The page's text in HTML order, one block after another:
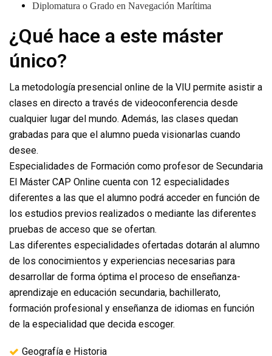
Diplomatura o Grado en Navegación Marítima
¿Qué hace a este máster
único?
La metodología presencial online de la VIU permite asistir a
clases en directo a través de videoconferencia desde
cualquier lugar del mundo. Además, las clases quedan
grabadas para que el alumno pueda visionarlas cuando
desee.
Especialidades de Formación como profesor de Secundaria
El Máster CAP Online cuenta con 12 especialidades
diferentes a las que el alumno podrá acceder en función de
los estudios previos realizados o mediante las diferentes
pruebas de acceso que se ofertan.
Las diferentes especialidades ofertadas dotarán al alumno
de los conocimientos y experiencias necesarias para
desarrollar de forma óptima el proceso de enseñanza-
aprendizaje en educación secundaria, bachillerato,
formación profesional y enseñanza de idiomas en función
de la especialidad que decida escoger.
Geografía e Historia